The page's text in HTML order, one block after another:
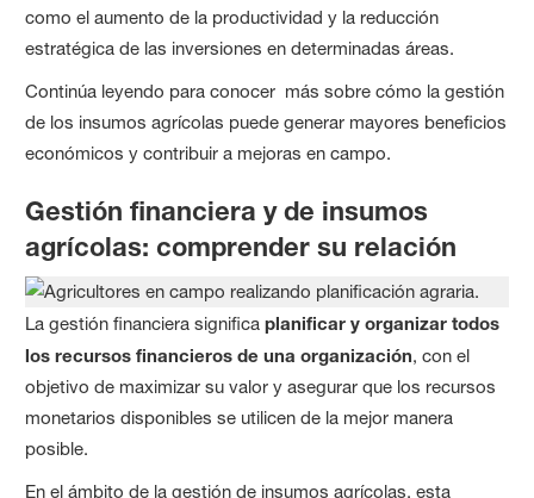
como el aumento de la productividad y la reducción
estratégica de las inversiones en determinadas áreas.
Continúa leyendo para conocer más sobre cómo la gestión
de los insumos agrícolas puede generar mayores beneficios
económicos y contribuir a mejoras en campo.
Gestión financiera y de insumos
agrícolas: comprender su relación
La gestión financiera significaplanificar y organizar todos
los recursos financieros de una organización, con el
objetivo de maximizar su valor y asegurar que los recursos
monetarios disponibles se utilicen de la mejor manera
posible.
En el ámbito de la gestión de insumos agrícolas, esta